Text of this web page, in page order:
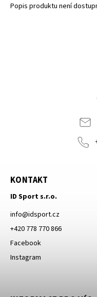
Popis produktu není
KONTAKT
ID Sport s.r.o.
info@idsport.cz
+420 778 770 866
Facebook
Instagram